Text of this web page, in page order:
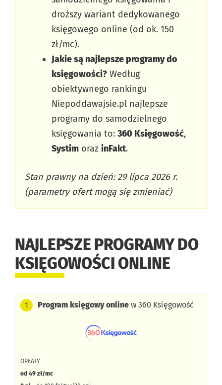
droższy wariant dedykowanego
księgowego online (od ok. 150
zł/mc).
Jakie są najlepsze programy do
księgowości? Według
obiektywnego rankingu
Niepoddawajsie.pl najlepsze
programy do samodzielnego
księgowania to: 360 Księgowość,
Systim oraz inFakt.
Stan prawny na dzień: 29 lipca 2026 r.
(parametry ofert mogą się zmieniać)
NAJLEPSZE PROGRAMY DO
KSIĘGOWOŚCI ONLINE
1 Program księgowy online w 360 Księgowość
OPŁATY
od 49 zł/mc